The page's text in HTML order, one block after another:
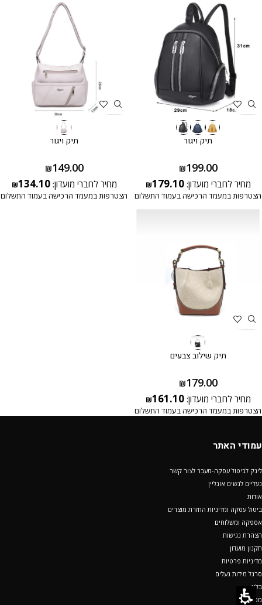
תיק ויגור
₪199.00
מחיר לחברי מועדון: ₪179.10
הצטרפות במעמד הרכישה בעמוד התשלום
תיק ויגור
₪149.00
מחיר לחברי מועדון: ₪134.10
הצטרפות במעמד הרכישה בעמוד התשלום
תיק שילוב צבעים
₪179.00
מחיר לחברי מועדון: ₪161.10
הצטרפות במעמד הרכישה בעמוד התשלום
עמודי האתר
לינק לביטול עסקה-מעבר לצור קשר
נעליים לנשים אונליין
אודות
ביטול עסקה ומדיניות החזרת מוצרים
אספקה ומשלוחים
הצהרת נגישות
תקנון מועדון
מדיניות פרטיות
סרגל מידות נעלים
בלוג
מפת אתר